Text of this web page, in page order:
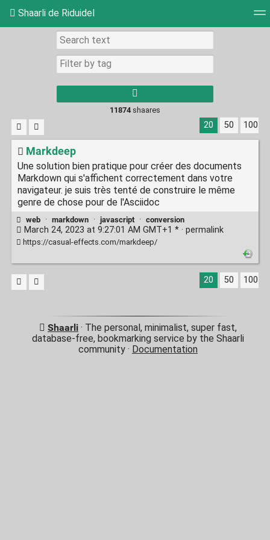
Shaarli de Riduidel
Daily
11874shaares
20 50 100
Markdeep
Une solution bien pratique pour créer des documents
Markdown qui s'affichent correctement dans votre
navigateur. je suis très tenté de construire le même
genre de chose pour de l'Asciidoc
web · markdown · javascript · conversion
March 24, 2023 at 9:27:01 AM GMT+1 * · permalink
https://casual-effects.com/markdeep/
20 50 100
Shaarli· The personal, minimalist, super fast,
database-free, bookmarking service by the Shaarli
community · Documentation